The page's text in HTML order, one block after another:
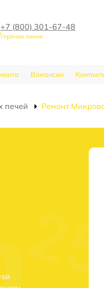
+7 (800) 301-67-48
Горячая линия
Вакансии
печей Ремонт